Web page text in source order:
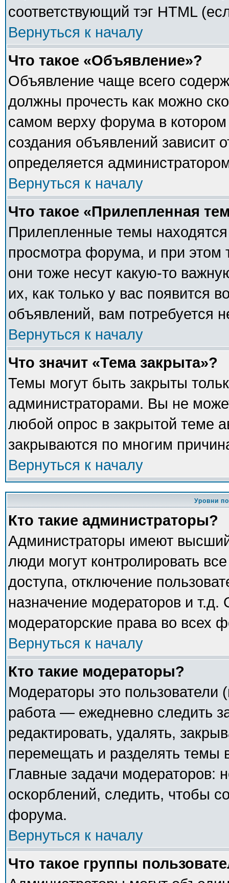
соответствующий тэг HTML
Вернуться к началу
Что такое «Объявление»?
Объявление чаще всего
должны прочесть как можно
самом верху форума в
создания объявлений зависит
определяется
Вернуться к началу
Что такое «Прилепленная
Прилепленные темы
просмотра форума, и при этом
они тоже несут какую-то
их, как только у вас появится
объявлений, вам потребуется
Вернуться к началу
Что значит «Тема закрыта»?
Темы могут быть закрыты
администраторами. Вы не
любой опрос в закрытой теме
закрываются по многим
Вернуться к началу
Уровни
Кто такие администраторы?
Администраторы имеют
люди могут контролировать
доступа, отключение
назначение модераторов и
модераторские права во всех
Вернуться к началу
Кто такие модераторы?
Модераторы это пользователи
работа — ежедневно следить
редактировать, удалять,
перемещать и разделять темы
Главные задачи модераторов:
оскорблений, следить, чтобы
форума.
Вернуться к началу
Что такое группы